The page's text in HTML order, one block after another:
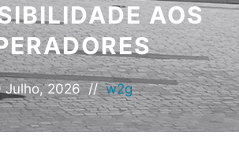
AOS
Julho, 2026 // w2g